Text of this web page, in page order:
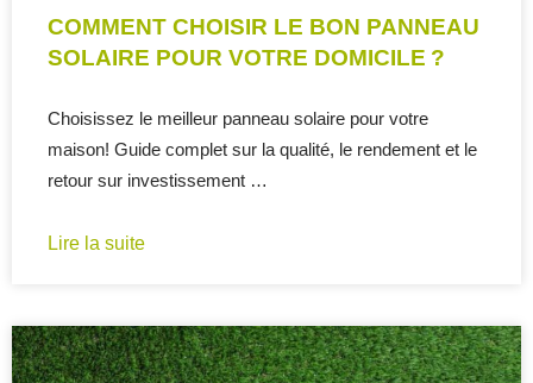
COMMENT CHOISIR LE BON PANNEAU
SOLAIRE POUR VOTRE DOMICILE ?
Choisissez le meilleur panneau solaire pour votre
maison! Guide complet sur la qualité, le rendement et le
retour sur investissement …
Lire la suite